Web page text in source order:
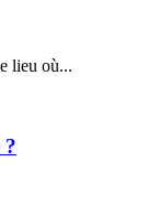
lieu où...
?